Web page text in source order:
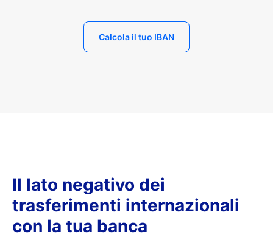
Calcola il tuo IBAN
Il lato negativo dei
trasferimenti internazionali
con la tua banca